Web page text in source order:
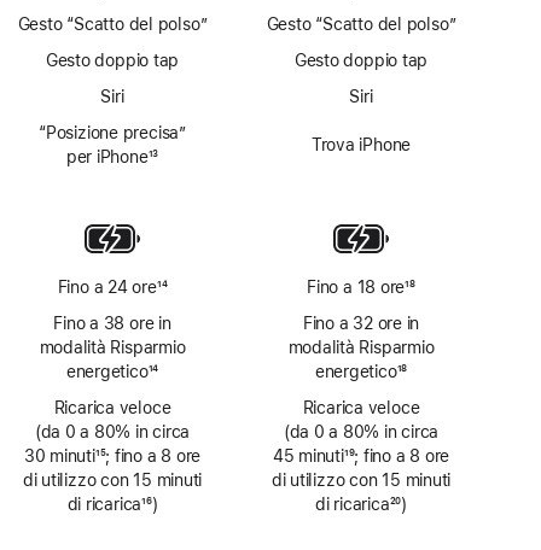
Gesto “Scatto del polso”
Gesto doppio tap
Siri
“Posizione precisa”
per iPhone13
Fino a 24 ore
Nota
14
Fino a 38 ore in
modalità Risparmio
energetico
Nota
14
Ricarica veloce
(da 0 a 80% in circa
30 minuti
Nota
15; fino a 8 ore
di utilizzo con 15 minuti
di ricarica16)
Gesto “Scatto del polso”
Gesto doppio tap
Siri
Trova iPhone
Fino a 18 ore
Nota
18
Fino a 32 ore in
modalità Risparmio
energetico
Nota
18
Ricarica veloce
(da 0 a 80% in circa
45 minuti
Nota
19; fino a 8 ore
di utilizzo con 15 minuti
di ricarica20)